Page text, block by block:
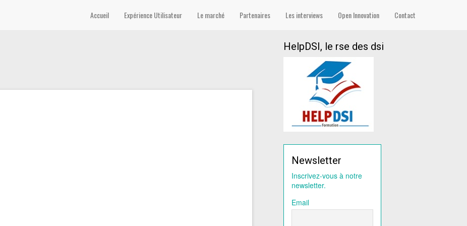
Accueil Expérience Utilisateur Le marché Partenaires Les interviews Open Innovation Contact
HelpDSI, le rse des dsi
Newsletter
Inscrivez-vous à notre
newsletter.
Email